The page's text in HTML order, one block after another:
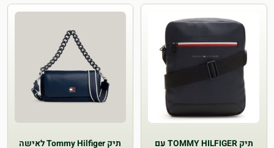
תיק TOMMY HILFIGER עם
תיק Tommy Hilfiger לאישה